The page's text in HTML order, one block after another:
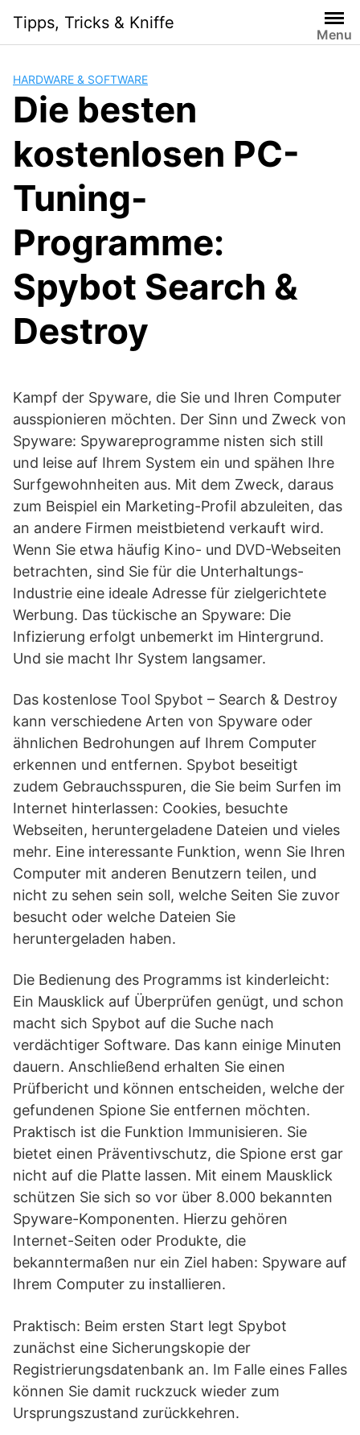
content
Tipps, Tricks & Kniffe
Menu
HARDWARE & SOFTWARE
Die besten
kostenlosen PC-
Tuning-
Programme:
Spybot Search &
Destroy
Kampf der Spyware, die Sie und Ihren Computer
ausspionieren möchten. Der Sinn und Zweck von
Spyware: Spywareprogramme nisten sich still
und leise auf Ihrem System ein und spähen Ihre
Surfgewohnheiten aus. Mit dem Zweck, daraus
zum Beispiel ein Marketing-Profil abzuleiten, das
an andere Firmen meistbietend verkauft wird.
Wenn Sie etwa häufig Kino- und DVD-Webseiten
betrachten, sind Sie für die Unterhaltungs-
Industrie eine ideale Adresse für zielgerichtete
Werbung. Das tückische an Spyware: Die
Infizierung erfolgt unbemerkt im Hintergrund.
Und sie macht Ihr System langsamer.
Das kostenlose Tool Spybot – Search & Destroy
kann verschiedene Arten von Spyware oder
ähnlichen Bedrohungen auf Ihrem Computer
erkennen und entfernen. Spybot beseitigt
zudem Gebrauchsspuren, die Sie beim Surfen im
Internet hinterlassen: Cookies, besuchte
Webseiten, heruntergeladene Dateien und vieles
mehr. Eine interessante Funktion, wenn Sie Ihren
Computer mit anderen Benutzern teilen, und
nicht zu sehen sein soll, welche Seiten Sie zuvor
besucht oder welche Dateien Sie
heruntergeladen haben.
Die Bedienung des Programms ist kinderleicht:
Ein Mausklick auf Überprüfen genügt, und schon
macht sich Spybot auf die Suche nach
verdächtiger Software. Das kann einige Minuten
dauern. Anschließend erhalten Sie einen
Prüfbericht und können entscheiden, welche der
gefundenen Spione Sie entfernen möchten.
Praktisch ist die Funktion Immunisieren. Sie
bietet einen Präventivschutz, die Spione erst gar
nicht auf die Platte lassen. Mit einem Mausklick
schützen Sie sich so vor über 8.000 bekannten
Spyware-Komponenten. Hierzu gehören
Internet-Seiten oder Produkte, die
bekanntermaßen nur ein Ziel haben: Spyware auf
Ihrem Computer zu installieren.
Praktisch: Beim ersten Start legt Spybot
zunächst eine Sicherungskopie der
Registrierungsdatenbank an. Im Falle eines Falles
können Sie damit ruckzuck wieder zum
Ursprungszustand zurückkehren.